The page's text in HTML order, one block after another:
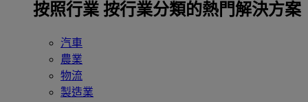
按照行業 按行業分類的熱門解決方案
汽車
農業
物流
製造業